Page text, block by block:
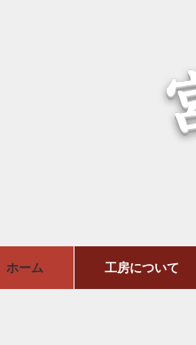
ホーム 工房について